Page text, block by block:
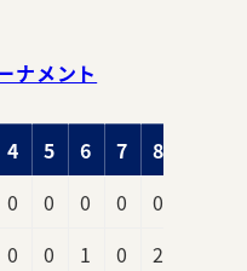
ナメント
4 5 6 7 8
0 0 0 0 0
0 0 1 0 2